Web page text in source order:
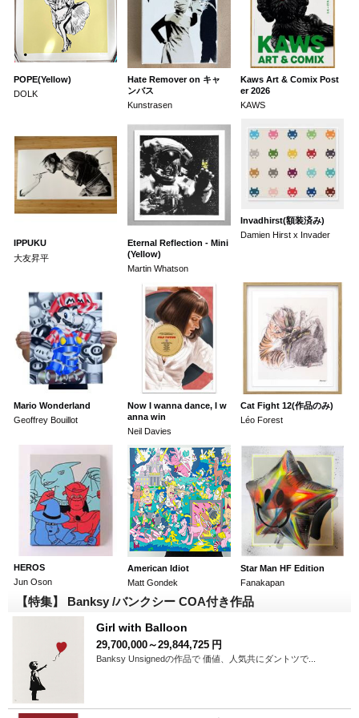
POPE(Yellow)
DOLK
Hate Remover on キャ
ンバス
Kunstrasen
Kaws Art & Comix Post
er 2026
KAWS
IPPUKU
大友昇平
Eternal Reflection - Mini
(Yellow)
Martin Whatson
Invadhirst(額装済み)
Damien Hirst x Invader
Mario Wonderland
Geoffrey Bouillot
Now I wanna dance, I w
anna win
Neil Davies
Cat Fight 12(作品のみ)
Léo Forest
HEROS
Jun Oson
American Idiot
Matt Gondek
Star Man HF Edition
Fanakapan
【特集】 Banksy /バンクシー COA付き作品
Girl with Balloon
29,700,000～29,844,725 円
Banksy Unsignedの作品で 価値、人気共にダントツで...